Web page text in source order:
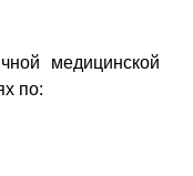
медицинской
по: